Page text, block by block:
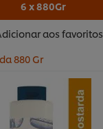
6 x 880Gr
aos favoritos
880 Gr